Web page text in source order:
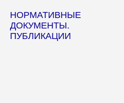
НОРМАТИВНЫЕ
ДОКУМЕНТЫ.
ПУБЛИКАЦИИ